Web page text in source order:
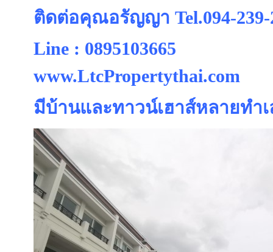
ติดต่อคุณอรัญญา Tel.094-239-
Line : 0895103665
www.LtcPropertythai.com
มีบ้านและทาวน์เฮาส์หลายทำเ